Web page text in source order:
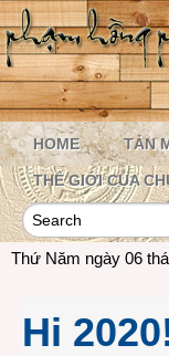
HOME TẢN
THẾ GIỚI CỦA
Thứ Năm ngày 06
Hi